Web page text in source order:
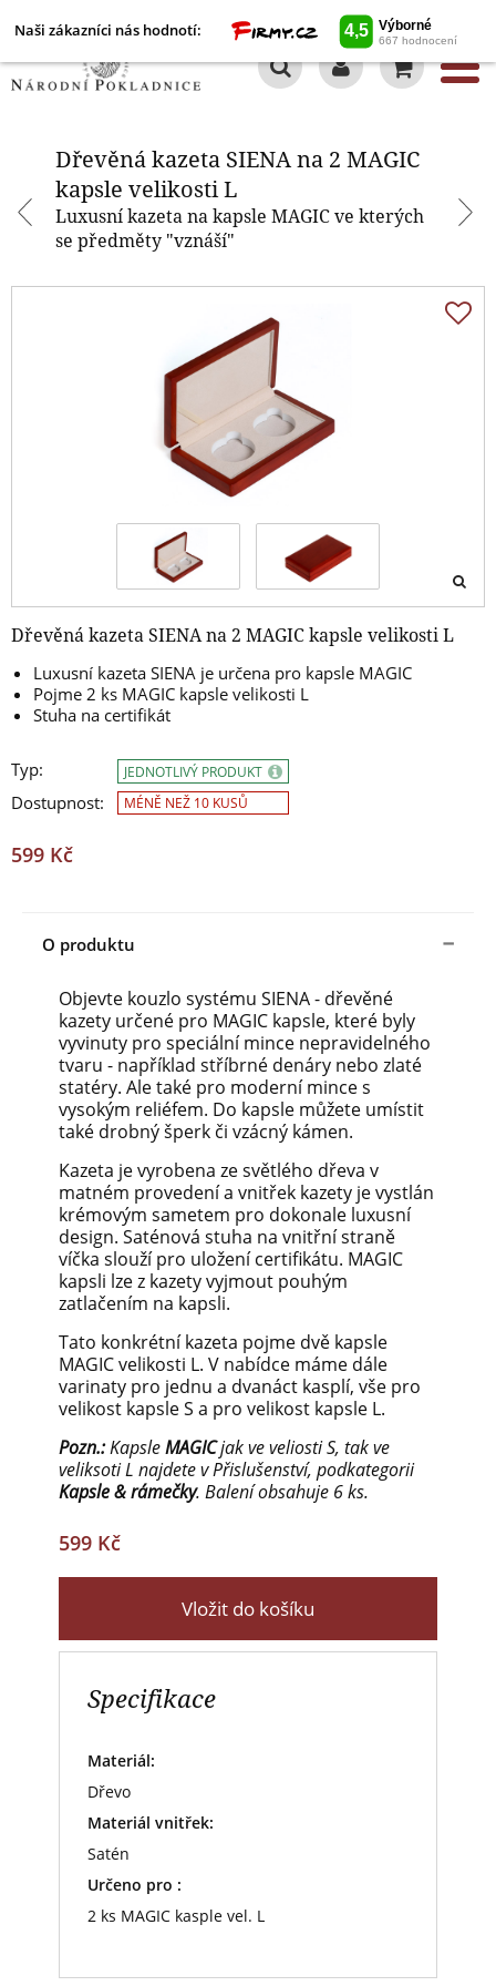
Naši zákazníci nás hodnotí:
Dřevěná kazeta SIENA na 2 MAGIC
kapsle velikosti L
Luxusní kazeta na kapsle MAGIC ve kterých
se předměty "vznáší"
Dřevěná kazeta SIENA na 2 MAGIC kapsle velikosti L
Luxusní kazeta SIENA je určena pro kapsle MAGIC
Pojme 2 ks MAGIC kapsle velikosti L
Stuha na certifikát
Typ:
Dostupnost:
JEDNOTLIVÝ PRODUKT
MÉNĚ NEŽ 10 KUSŮ
599 Kč
O produktu
Objevte kouzlo systému SIENA - dřevěné
kazety určené pro MAGIC kapsle, které byly
vyvinuty pro speciální mince nepravidelného
tvaru - například stříbrné denáry nebo zlaté
statéry. Ale také pro moderní mince s
vysokým reliéfem. Do kapsle můžete umístit
také drobný šperk či vzácný kámen.
Kazeta je vyrobena ze světlého dřeva v
matném provedení a vnitřek kazety je vystlán
krémovým sametem pro dokonale luxusní
design. Saténová stuha na vnitřní straně
víčka slouží pro uložení certifikátu. MAGIC
kapsli lze z kazety vyjmout pouhým
zatlačením na kapsli.
Tato konkrétní kazeta pojme dvě kapsle
MAGIC velikosti L. V nabídce máme dále
varinaty pro jednu a dvanáct kasplí, vše pro
velikost kapsle S a pro velikost kapsle L.
Pozn.:KapsleMAGICjak ve veliosti S, tak ve
veliksoti L najdete v Přislušenství, podkategorii
Kapsle & rámečky. Balení obsahuje 6 ks.
599 Kč
Vložit do košíku
Specifikace
Materiál:
Dřevo
Materiál vnitřek:
Satén
Určeno pro :
2 ks MAGIC kasple vel. L
Dřevěná kazeta SIENA na 2